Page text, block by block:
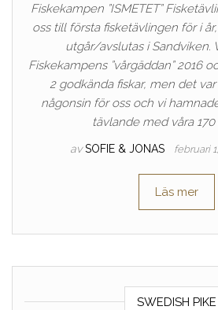
Fiskekampen ”ISMETET”
oss till första fisketävlingen för i
utgår/avslutas i Sandviken.
Fiskekampens ”vårgäddan” 2016
2 godkända fiskar, men det
någonsin för oss och vi
tävlande med våra 170
av SOFIE & JONAS februari
Läs mer
SWEDISH PIKE